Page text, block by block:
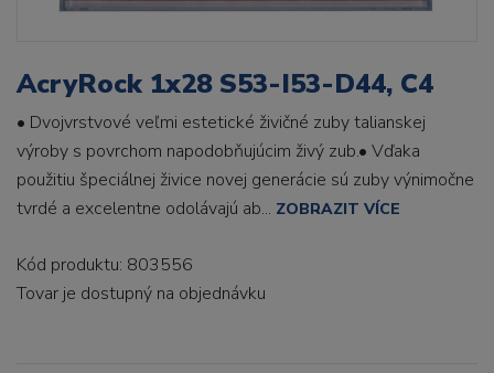
AcryRock 1x28 S53-I53-D44, C4
• Dvojvrstvové veľmi estetické živičné zuby talianskej
výroby s povrchom napodobňujúcim živý zub.• Vďaka
použitiu špeciálnej živice novej generácie sú zuby výnimočne
tvrdé a excelentne odolávajú ab... ZOBRAZIT VÍCE
Kód produktu: 803556
Tovar je dostupný na objednávku